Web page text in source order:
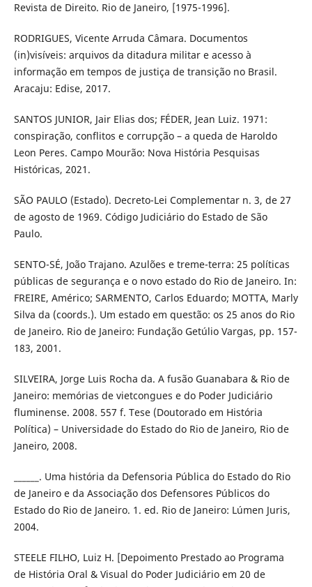
Revista de Direito. Rio de Janeiro, [1975-1996].
RODRIGUES, Vicente Arruda Câmara. Documentos
(in)visíveis: arquivos da ditadura militar e acesso à
informação em tempos de justiça de transição no Brasil.
Aracaju: Edise, 2017.
SANTOS JUNIOR, Jair Elias dos; FÉDER, Jean Luiz. 1971:
conspiração, conflitos e corrupção – a queda de Haroldo
Leon Peres. Campo Mourão: Nova História Pesquisas
Históricas, 2021.
SÃO PAULO (Estado). Decreto-Lei Complementar n. 3, de 27
de agosto de 1969. Código Judiciário do Estado de São
Paulo.
SENTO-SÉ, João Trajano. Azulões e treme-terra: 25 políticas
públicas de segurança e o novo estado do Rio de Janeiro. In:
FREIRE, Américo; SARMENTO, Carlos Eduardo; MOTTA, Marly
Silva da (coords.). Um estado em questão: os 25 anos do Rio
de Janeiro. Rio de Janeiro: Fundação Getúlio Vargas, pp. 157-
183, 2001.
SILVEIRA, Jorge Luis Rocha da. A fusão Guanabara & Rio de
Janeiro: memórias de vietcongues e do Poder Judiciário
fluminense. 2008. 557 f. Tese (Doutorado em História
Política) – Universidade do Estado do Rio de Janeiro, Rio de
Janeiro, 2008.
______. Uma história da Defensoria Pública do Estado do Rio
de Janeiro e da Associação dos Defensores Públicos do
Estado do Rio de Janeiro. 1. ed. Rio de Janeiro: Lúmen Juris,
2004.
STEELE FILHO, Luiz H. [Depoimento Prestado ao Programa
de História Oral & Visual do Poder Judiciário em 20 de